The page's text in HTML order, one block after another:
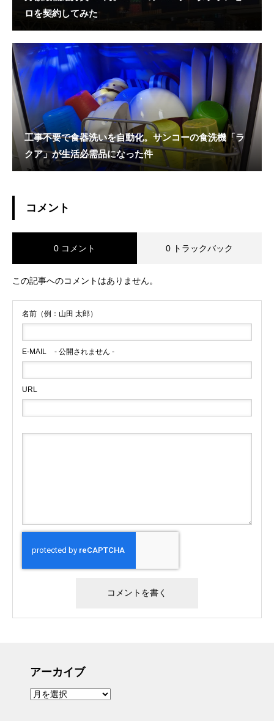
ロを契約してみた
工事不要で食器洗いを自動化。サンコーの食洗機「ラ
クア」が生活必需品になった件
コメント
0 コメント 0 トラックバック
この記事へのコメントはありません。
名前（例：山田 太郎）
E-MAIL - 公開されません -
URL
アーカイブ
ア
ー